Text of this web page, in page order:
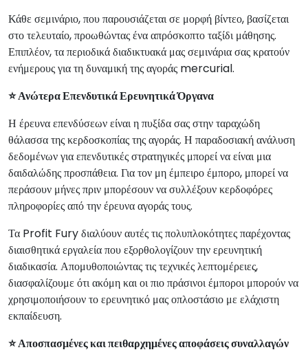
Κάθε σεμινάριο, που παρουσιάζεται σε μορφή βίντεο, βασίζεται
στο τελευταίο, προωθώντας ένα απρόσκοπτο ταξίδι μάθησης.
Επιπλέον, τα περιοδικά διαδικτυακά μας σεμινάρια σας κρατούν
ενήμερους για τη δυναμική της αγοράς mercurial.
⭐ Ανώτερα Επενδυτικά Ερευνητικά Όργανα
Η έρευνα επενδύσεων είναι η πυξίδα σας στην ταραχώδη
θάλασσα της κερδοσκοπίας της αγοράς. Η παραδοσιακή ανάλυση
δεδομένων για επενδυτικές στρατηγικές μπορεί να είναι μια
δαιδαλώδης προσπάθεια. Για τον μη έμπειρο έμπορο, μπορεί να
περάσουν μήνες πριν μπορέσουν να συλλέξουν κερδοφόρες
πληροφορίες από την έρευνα αγοράς τους.
Τα Profit Fury διαλύουν αυτές τις πολυπλοκότητες παρέχοντας
διαισθητικά εργαλεία που εξορθολογίζουν την ερευνητική
διαδικασία. Απομυθοποιώντας τις τεχνικές λεπτομέρειες,
διασφαλίζουμε ότι ακόμη και οι πιο πράσινοι έμποροι μπορούν να
χρησιμοποιήσουν το ερευνητικό μας οπλοστάσιο με ελάχιστη
εκπαίδευση.
⭐ Αποσπασμένες και πειθαρχημένες αποφάσεις συναλλαγών